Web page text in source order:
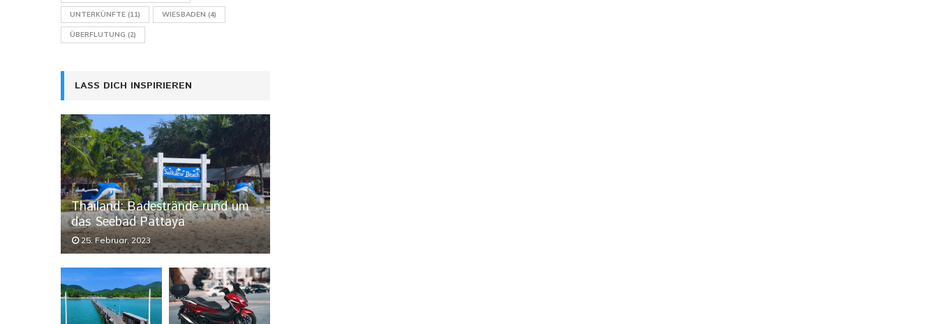
UNTERKÜNFTE (11) WIESBADEN (4)
ÜBERFLUTUNG (2)
LASS DICH INSPIRIEREN
Thailand: Badestrände rund um
das Seebad Pattaya
25. Februar, 2023